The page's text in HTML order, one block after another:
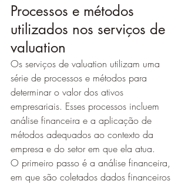
Processos e métodos
utilizados nos serviços de
valuation
Os serviços de valuation utilizam uma
série de processos e métodos para
determinar o valor dos ativos
empresariais. Esses processos incluem
análise financeira e a aplicação de
métodos adequados ao contexto da
empresa e do setor em que ela atua.
O primeiro passo é a análise financeira,
em que são coletados dados financeiros